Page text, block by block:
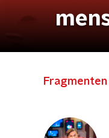
Fragmenten